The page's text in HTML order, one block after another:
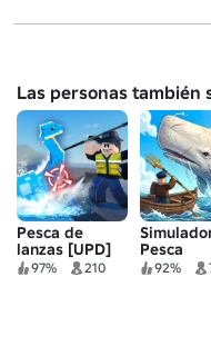
Las personas también
Pesca de
lanzas [UPD]
97% 210
Pesca
92%